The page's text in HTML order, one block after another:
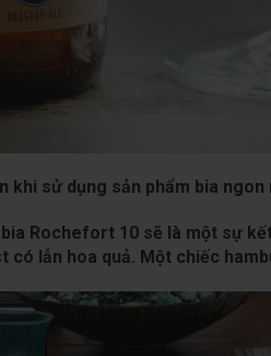
khi sử dụng sản phẩm bia ngon
Rochefort 10 sẽ là một sự
có lẫn hoa quả. Một chiếc